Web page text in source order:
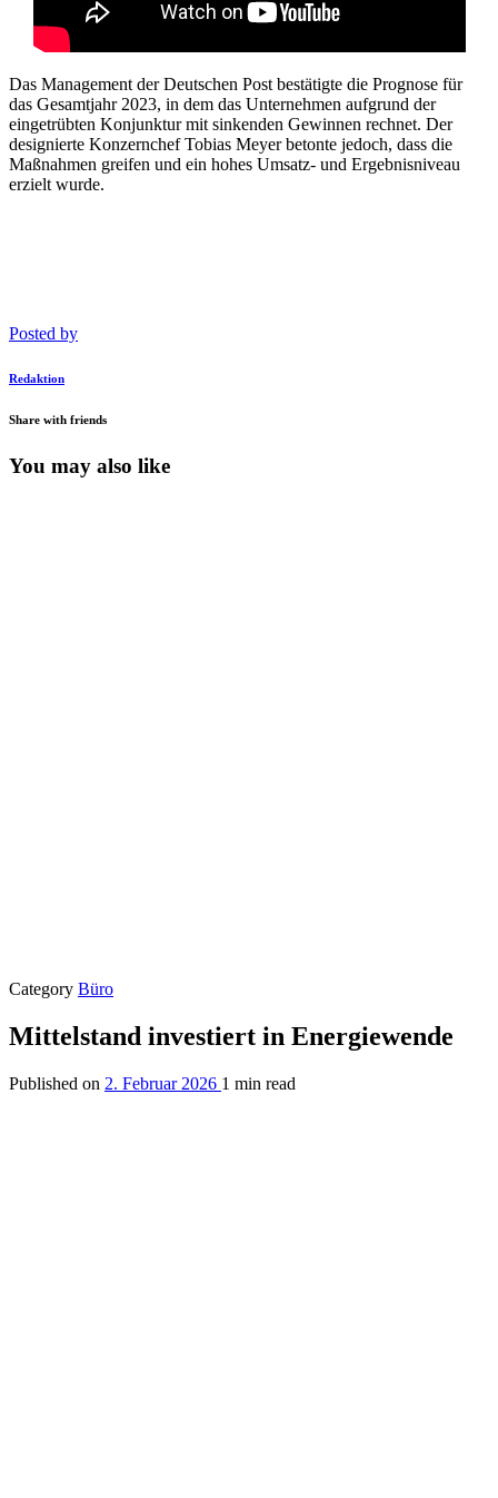
Das Management der Deutschen Post bestätigte die Prognose für
das Gesamtjahr 2023, in dem das Unternehmen aufgrund der
eingetrübten Konjunktur mit sinkenden Gewinnen rechnet. Der
designierte Konzernchef Tobias Meyer betonte jedoch, dass die
Maßnahmen greifen und ein hohes Umsatz- und Ergebnisniveau
erzielt wurde.
Posted by
Redaktion
Share with friends
You may also like
Category Büro
Mittelstand investiert in Energiewende
Published on 2. Februar 2026 1 min read